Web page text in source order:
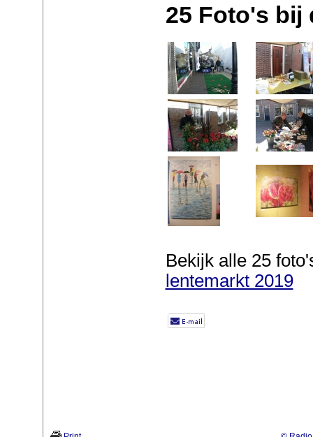
25 Foto's bij
Bekijk alle 25
lentemarkt 2019